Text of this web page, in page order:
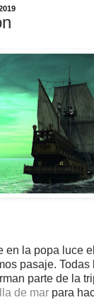
en la popa luce
pasaje.
parte de la
de mar para